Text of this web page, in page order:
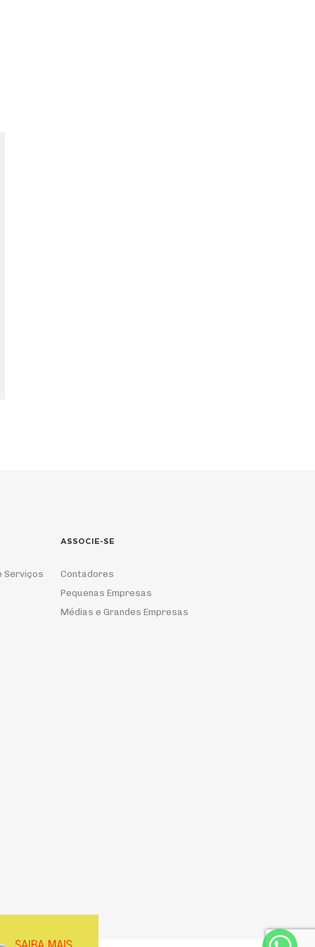
Serviços
ASSOCIE-SE
Contadores
Pequenas Empresas
Médias e Grandes Empresas